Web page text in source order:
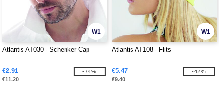
W1
Atlantis AT030 - Schenker Cap
€2.91
€11.20
-74%
W1
Atlantis AT108 - Flits
€5.47
€9.40
-42%